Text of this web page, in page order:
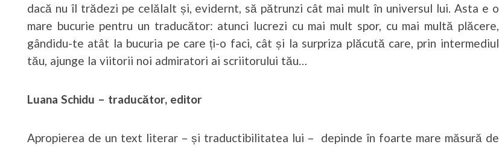
dacă nu îl trădezi pe celălalt și, evidernt, să pătrunzi cât mai mult în universul lui. Asta e o
mare bucurie pentru un traducător: atunci lucrezi cu mai mult spor, cu mai multă plăcere,
gândidu-te atât la bucuria pe care ți-o faci, cât și la surpriza plăcută care, prin intermediul
tău, ajunge la viitorii noi admiratori ai scriitorului tău…
Luana Schidu – traducător, editor
Apropierea de un text literar – și traductibilitatea lui – depinde în foarte mare măsură de